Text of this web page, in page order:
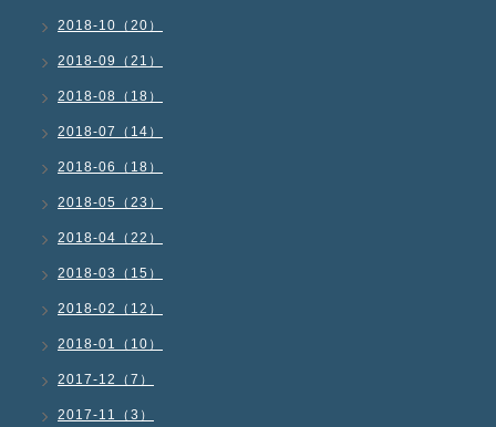
2018-10（20）
2018-09（21）
2018-08（18）
2018-07（14）
2018-06（18）
2018-05（23）
2018-04（22）
2018-03（15）
2018-02（12）
2018-01（10）
2017-12（7）
2017-11（3）